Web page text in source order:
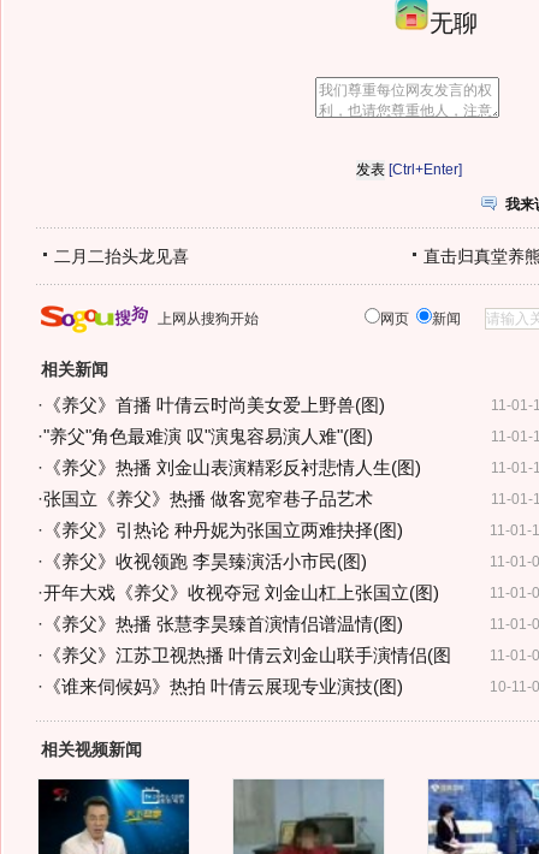
无聊
[Ctrl+Enter]
我来
二月二抬头龙见喜 直击归真堂养
上网从搜狗开始 网页 新闻
相关新闻
11-01-
· 《养父》首播 叶倩云时尚美女爱上野兽(图)
11-01-
·"养父"角色最难演 叹"演鬼容易演人难"(图)
11-01-
· 《养父》热播 刘金山表演精彩反衬悲情人生(图)
11-01-
·张国立《养父》热播 做客宽窄巷子品艺术
11-01-
· 《养父》引热论 种丹妮为张国立两难抉择(图)
11-01-
· 《养父》收视领跑 李昊臻演活小市民(图)
11-01-
·开年大戏《养父》收视夺冠 刘金山杠上张国立(图)
11-01-
· 《养父》热播 张慧李昊臻首演情侣谱温情(图)
11-01-
· 《养父》江苏卫视热播 叶倩云刘金山联手演情侣(图
10-11-
· 《谁来伺候妈》热拍 叶倩云展现专业演技(图)
相关视频新闻